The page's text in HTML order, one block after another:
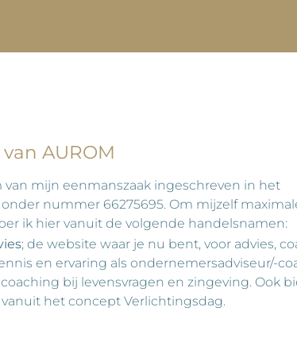
AUROM
van mijn eenmanszaak ingeschreven in het
nummer 66275695. Om mijzelf
ik hier vanuit de volgende handelsnamen:
; de website waar je nu bent, voor advies,
en ervaring als ondernemersadviseur/-
bij levensvragen en zingeving. Ook
het concept Verlichtingsdag.